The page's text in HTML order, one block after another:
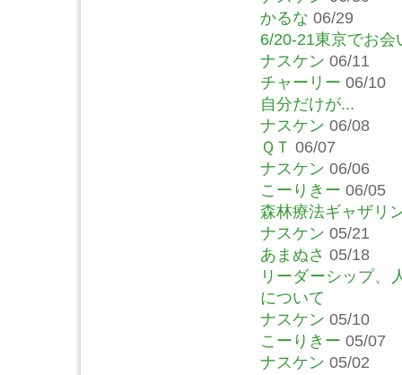
かるな 06/29
6/20-21東京でお
ナスケン 06/11
チャーリー 06/10
自分だけが...
ナスケン 06/08
ＱＴ 06/07
ナスケン 06/06
こーりきー 06/05
森林療法ギャザリ
ナスケン 05/21
あまぬさ 05/18
リーダーシップ、
について
ナスケン 05/10
こーりきー 05/07
ナスケン 05/02